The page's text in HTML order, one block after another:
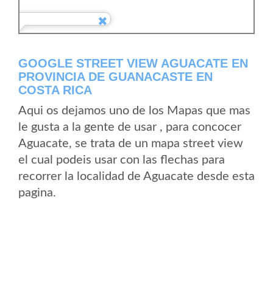
GOOGLE STREET VIEW AGUACATE EN
PROVINCIA DE GUANACASTE EN
COSTA RICA
Aqui os dejamos uno de los Mapas que mas
le gusta a la gente de usar , para concocer
Aguacate, se trata de un mapa street view
el cual podeis usar con las flechas para
recorrer la localidad de Aguacate desde esta
pagina.